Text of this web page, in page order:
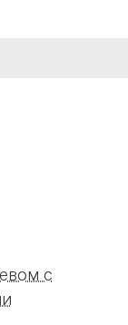
с